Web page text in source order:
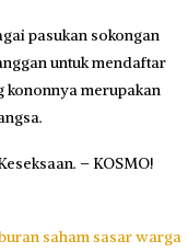
pasukan sokongan
untuk mendaftar
kononnya merupakan
– KOSMO!
saham sasar warga